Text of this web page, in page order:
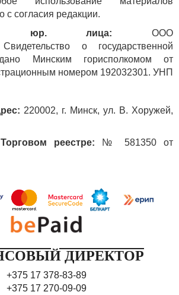
с согласия редакции.
юр. лица: ООО
о государственной
Минским горисполкомом от
номером 192032301. УНП
220002, г. Минск, ул. В. Хоружей,
реестре: № 581350 от
ДИРЕКТОР
+375 17 378-83-89
+375 17 270-09-09